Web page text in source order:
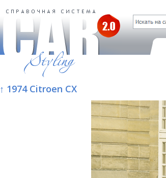
↑ 1974 Citroen CX